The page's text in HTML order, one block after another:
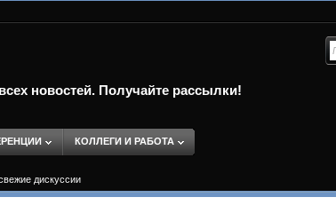
новостей. Получайте рассылки!
КОЛЛЕГИ И РАБОТА
дискуссии